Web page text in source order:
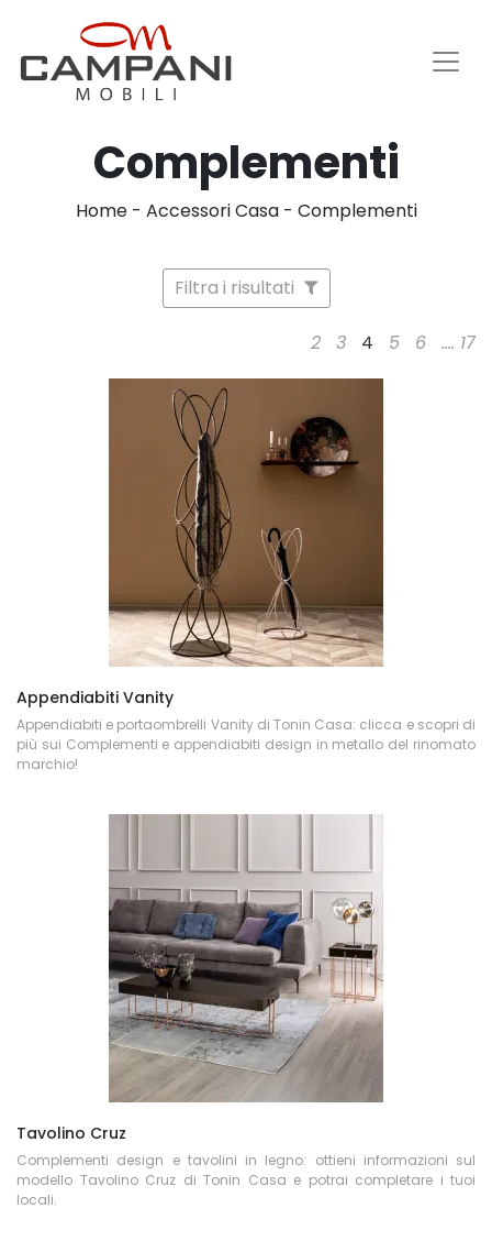
Complementi
Home- Accessori Casa - Complementi
Filtra i risultati
2 3 4 5 6 .... 17
Appendiabiti Vanity
Appendiabiti e portaombrelli Vanity di Tonin Casa: clicca e scopri di
più sui Complementi e appendiabiti design in metallo del rinomato
marchio!
Tavolino Cruz
Complementi design e tavolini in legno: ottieni informazioni sul
modello Tavolino Cruz di Tonin Casa e potrai completare i tuoi
locali.